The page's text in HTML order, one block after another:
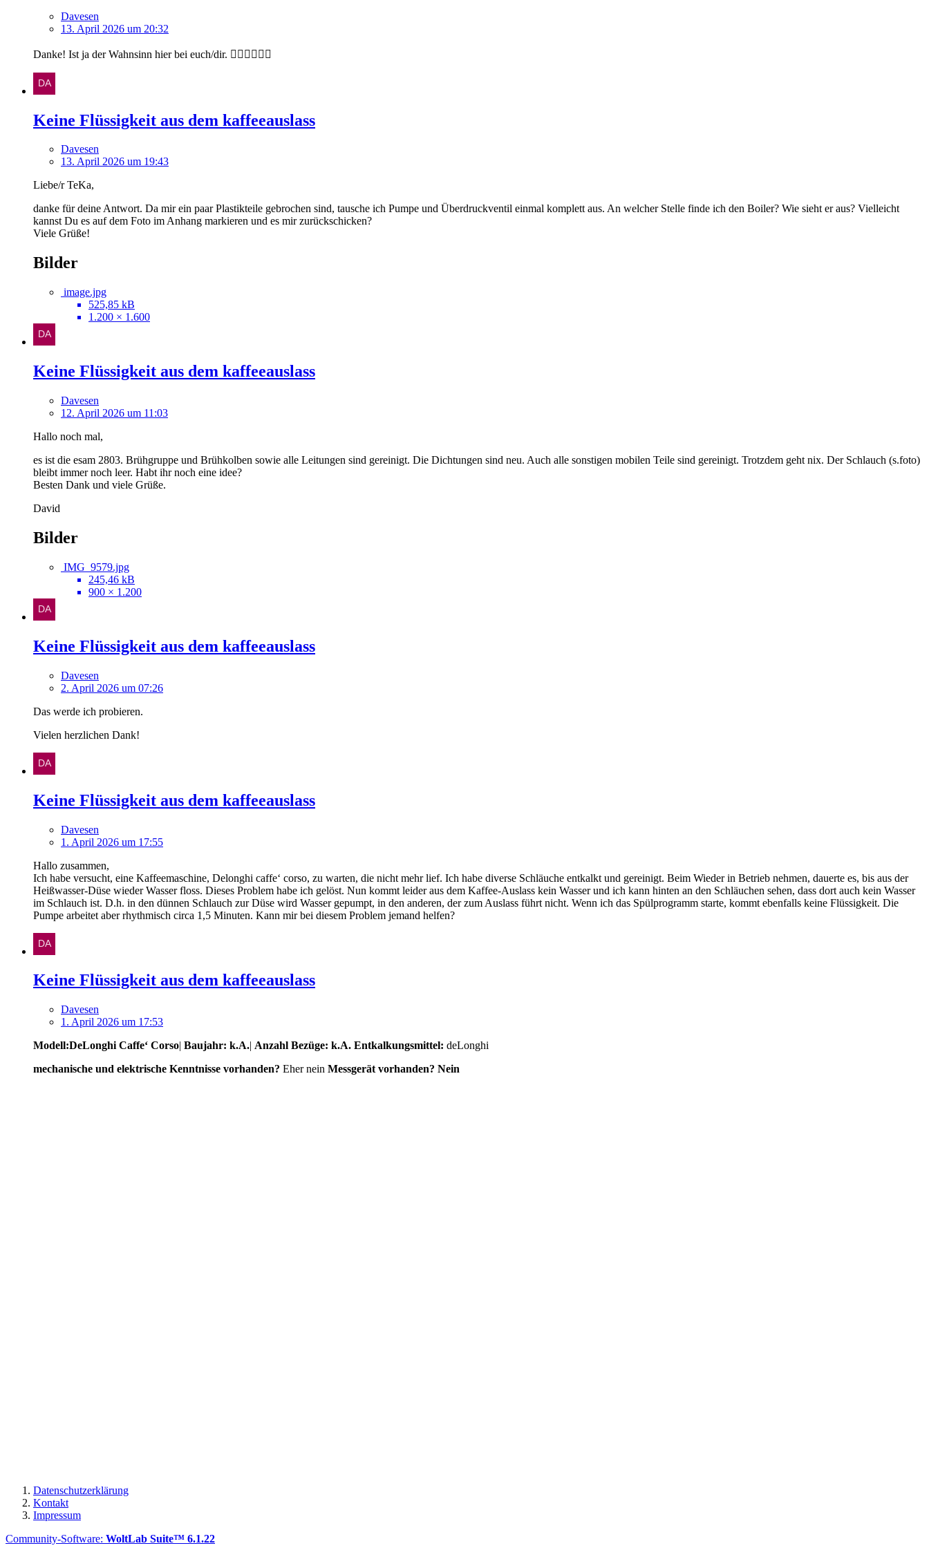
Davesen
13. April 2026 um 20:32
Danke! Ist ja der Wahnsinn hier bei euch/dir. 👍🏽👍🏽👍🏽
Keine Flüssigkeit aus dem kaffeeauslass
Davesen
13. April 2026 um 19:43
Liebe/r TeKa,
danke für deine Antwort. Da mir ein paar Plastikteile gebrochen sind, tausche ich Pumpe und Überdruckventil einmal komplett aus. An welcher Stelle finde ich den Boiler? Wie sieht er aus? Vielleicht
kannst Du es auf dem Foto im Anhang markieren und es mir zurückschicken?
Viele Grüße!
Bilder
image.jpg
525,85 kB
1.200 × 1.600
Keine Flüssigkeit aus dem kaffeeauslass
Davesen
12. April 2026 um 11:03
Hallo noch mal,
es ist die esam 2803. Brühgruppe und Brühkolben sowie alle Leitungen sind gereinigt. Die Dichtungen sind neu. Auch alle sonstigen mobilen Teile sind gereinigt. Trotzdem geht nix. Der Schlauch (s.foto)
bleibt immer noch leer. Habt ihr noch eine idee?
Besten Dank und viele Grüße.
David
Bilder
IMG_9579.jpg
245,46 kB
900 × 1.200
Keine Flüssigkeit aus dem kaffeeauslass
Davesen
2. April 2026 um 07:26
Das werde ich probieren.
Vielen herzlichen Dank!
Keine Flüssigkeit aus dem kaffeeauslass
Davesen
1. April 2026 um 17:55
Hallo zusammen,
Ich habe versucht, eine Kaffeemaschine, Delonghi caffe‘ corso, zu warten, die nicht mehr lief. Ich habe diverse Schläuche entkalkt und gereinigt. Beim Wieder in Betrieb nehmen, dauerte es, bis aus der
Heißwasser-Düse wieder Wasser floss. Dieses Problem habe ich gelöst. Nun kommt leider aus dem Kaffee-Auslass kein Wasser und ich kann hinten an den Schläuchen sehen, dass dort auch kein Wasser
im Schlauch ist. D.h. in den dünnen Schlauch zur Düse wird Wasser gepumpt, in den anderen, der zum Auslass führt nicht. Wenn ich das Spülprogramm starte, kommt ebenfalls keine Flüssigkeit. Die
Pumpe arbeitet aber rhythmisch circa 1,5 Minuten. Kann mir bei diesem Problem jemand helfen?
Keine Flüssigkeit aus dem kaffeeauslass
Davesen
1. April 2026 um 17:53
Modell:DeLonghi Caffe‘ Corso| Baujahr: k.A.| Anzahl Bezüge: k.A. Entkalkungsmittel: deLonghi
mechanische und elektrische Kenntnisse vorhanden? Eher nein Messgerät vorhanden? Nein
Datenschutzerklärung
Kontakt
Impressum
Community-Software: WoltLab Suite™ 6.1.22